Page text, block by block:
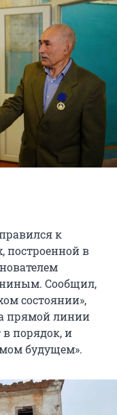
к
построенной в
Сообщил,
состоянии»,
прямой линии
в порядок, и
будущем».